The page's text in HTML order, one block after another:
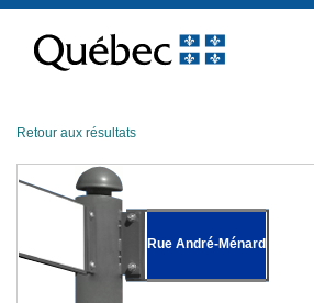
contenu
Retour aux résultats
Rue André-Ménard